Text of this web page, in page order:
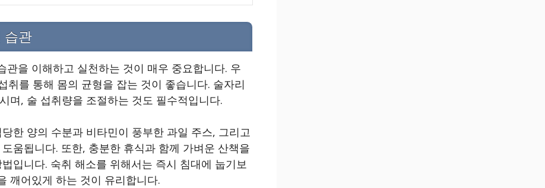
습관
을 이해하고 실천하는 것이 매우 중요합니다. 우
취를 통해 몸의 균형을 잡는 것이 좋습니다. 술자리
며, 술 섭취량을 조절하는 것도 필수적입니다.
한 양의 수분과 비타민이 풍부한 과일 주스, 그리고
움됩니다. 또한, 충분한 휴식과 함께 가벼운 산책을
입니다. 숙취 해소를 위해서는 즉시 침대에 눕기보
깨어있게 하는 것이 유리합니다.